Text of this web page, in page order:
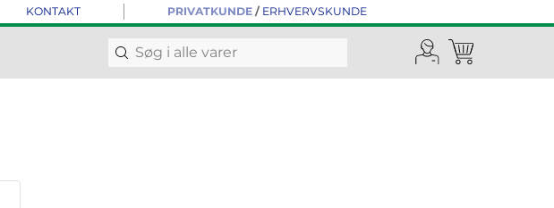
KONTAKT PRIVATKUNDE/ ERHVERVSKUNDE